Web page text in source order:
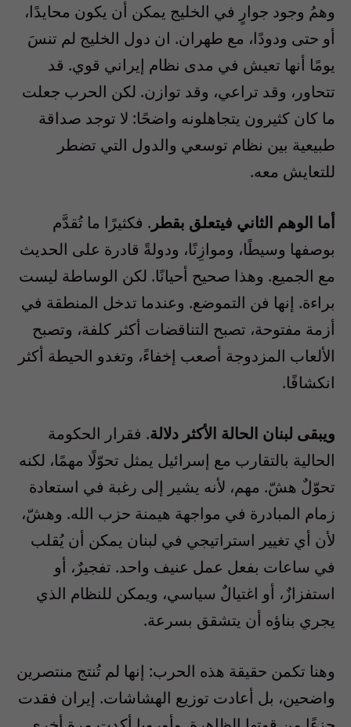
وهمُ وجود جوارٍ في الخليج يمكن أن يكون محايدًا،
أو حتى ودودًا، مع طهران. ان دول الخليج لم تنسَ
يومًا أنها تعيش في مدى نظام إيراني قوي. قد
تتحاور، وقد تراعي، وقد توازن. لكن الحرب جعلت
ما كان كثيرون يتجاهلونه واضحًا: لا توجد صداقة
طبيعية بين نظام توسعي والدول التي تضطر
للتعايش معه.
أما الوهم الثاني فيتعلق بقطر . فكثيرًا ما تُقدَّم
بوصفها وسيطًا، وموازِنًا، ودولةً قادرة على الحديث
مع الجميع. وهذا صحيح أحيانًا. لكن الوساطة ليست
براءة. إنها فن التموضع. وعندما تدخل المنطقة في
أزمة مفتوحة، تصبح التناقضات أكثر كلفة، وتصبح
الألعاب المزدوجة أصعب إخفاءً، وتغدو الحيطة أكثر
انكشافًا.
ويبقى لبنان الحالة الأكثر دلالة. فقرار الحكومة
الحالية بالتقارب مع إسرائيل يمثل تحوّلًا مهمًا، لكنه
تحوّلٌ هشّ. مهم، لأنه يشير إلى رغبة في استعادة
زمام المبادرة في مواجهة هيمنة حزب الله. وهشّ،
لأن أي تغيير استراتيجي في لبنان يمكن أن يُقلب
في ساعات بفعل عمل عنيف واحد. تفجيرٌ، أو
استفزازٌ، أو اغتيالٌ سياسي، ويمكن للنظام الذي
يجري بناؤه أن يتشقق بسرعة.
وهنا تكمن حقيقة هذه الحرب: إنها لم تُنتج منتصرين
واضحين، بل أعادت توزيع الهشاشات. إيران فقدت